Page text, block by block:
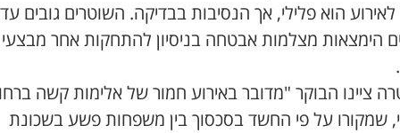
הוא פלילי, אך הנסיבות בבדיקה. השוטרים גובים
הימצאות מצלמות אבטחה בניסיון להתחקות אחר מבצעי
ציינו הבוקר "מדובר באירוע חמור של אלימות קשה
שמקורו על פי החשד בסכסוך בין משפחות פשע בשכונת